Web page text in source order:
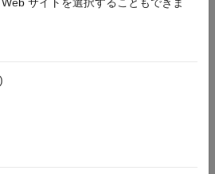
The function returns an error.
サイトを選択することもできま